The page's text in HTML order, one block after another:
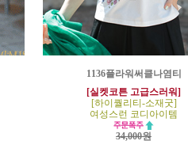
1136플라워써클나염티
[실켓코튼 고급스러워]
[하이퀄리티-소재굿]
여성스런 코디아이템
34,000원